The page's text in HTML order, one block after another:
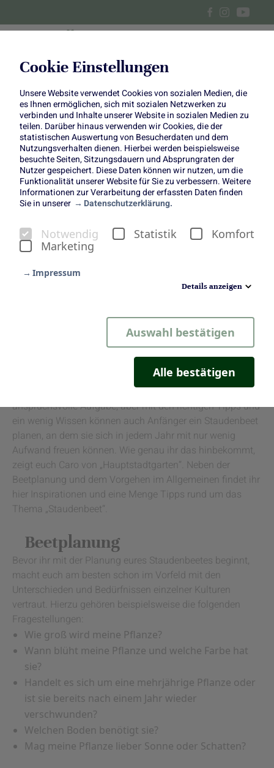
Cookie Einstellungen
Unsere Website verwendet Cookies von sozialen Medien, die
es Ihnen ermöglichen, sich mit sozialen Netzwerken zu
verbinden und Inhalte unserer Website in sozialen Medien zu
teilen. Darüber hinaus verwenden wir Cookies, die der
statistischen Auswertung von Besucherdaten und dem
Nutzungsverhalten dienen. Hierbei werden beispielsweise
besuchte Seiten, Sitzungsdauern und Absprungraten der
Nutzer gespeichert. Diese Daten können wir nutzen, um die
Funktionalität unserer Website für Sie zu verbessern. Weitere
Informationen zur Verarbeitung der erfassten Daten finden
Sie in unserer
Datenschutzerklärung.
Notwendig Statistik
Komfort
Marketing
Impressum
Details anzeigen
Auswahl bestätigen
Alle bestätigen
Anlegen eines Staudenbeetes
Anlegen eines Staudenbeetes
Tipp und Tricks für Anfänger
Das Anlegen eines Staudenbeetes ist eine eher
anspruchsvolle Aufgabe, aber mit den richtigen Tipps und
ein wenig Wissen können auch Anfänger ein Staudenbeet
planen, an dem sie sich in jedem Jahr mit nur wenig
Aufwand freuen können. Wie genau ihr das hinbekommt,
zeigt euch Caro von „Hauptstadtgarten“. Neben der
Beetplanung und dem Vorgehen im Allgemeinen findet ihr
hier Inspirationen und eine Menge Tipps rund um das
Thema „Staudenbeet“.
Beetplanung
Bevor ihr mit der Planung eures Staudenbeetes beginnt,
macht euch am besten schon im Vorfeld mit den
Unterschieden und Bedürfnissen einzelner Kulturen
vertraut. Hierzu gehören beispielsweise die folgenden
Fragestellungen:
Wie groß wird meine Pflanze?
Wann blüht meine Pflanze und welche Farbe hat
sie?
Handelt es sich um eine mehrjährige Pflanze oder
ist sie bereits nach einem Jahr wieder
verschwunden?
Welchen Boden benötigt sie?
Mag meine Pflanze lieber Sonne oder Schatten?